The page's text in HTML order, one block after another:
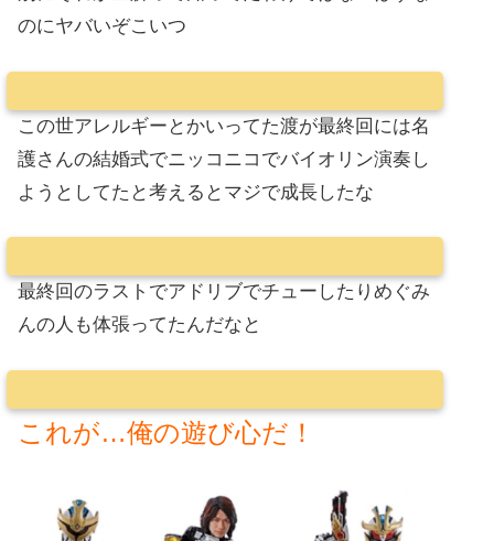
のにヤバいぞこいつ
この世アレルギーとかいってた渡が最終回には名
護さんの結婚式でニッコニコでバイオリン演奏し
ようとしてたと考えるとマジで成長したな
最終回のラストでアドリブでチューしたりめぐみ
んの人も体張ってたんだなと
これが…俺の遊び心だ！